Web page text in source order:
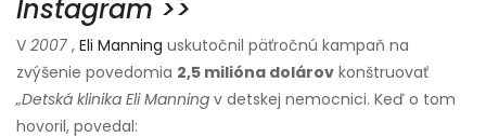
Instagram >>
V 2007 , Eli Manning uskutočnil päťročnú kampaň na
zvýšenie povedomia 2,5 milióna dolárov konštruovať
„Detská klinika Eli Manning v detskej nemocnici. Keď o tom
hovoril, povedal: